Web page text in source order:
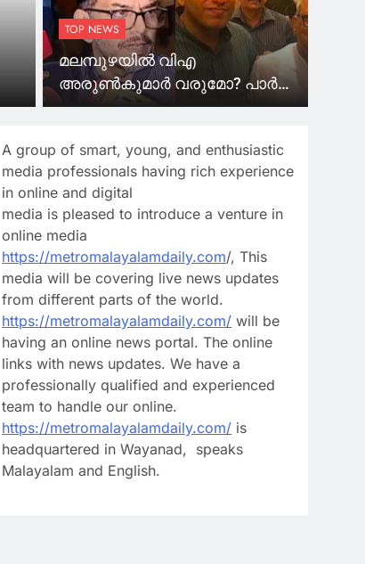
TOP NEWS
മലമ്പുഴയില്‍ വിഎ
അരുണ്‍കുമാര്‍ വരുമോ? പാര്‍ട്ടി
പറയുന്നതാണ് എന്നും
മകന്‍
A group of smart, young, and enthusiastic
media professionals having rich experience
in online and digital
media is pleased to introduce a venture in
online media
https://metromalayalamdaily.com/, This
media will be covering live news updates
from different parts of the world.
https://metromalayalamdaily.com/ will be
having an online news portal. The online
links with news updates. We have a
professionally qualified and experienced
team to handle our online.
https://metromalayalamdaily.com/ is
headquartered in Wayanad, speaks
Malayalam and English.